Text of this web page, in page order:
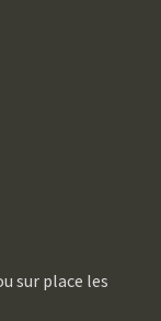
sur place les